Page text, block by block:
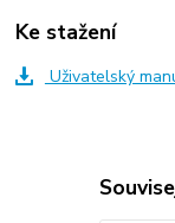
Ke stažení
Uživatelský